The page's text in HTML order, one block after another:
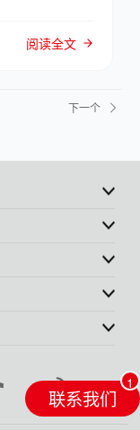
阅读全文
下一个
联系我们